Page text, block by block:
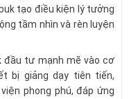
tạo điều kiện lý tưởng
tầm nhìn và rèn luyện
đầu tư mạnh mẽ vào cơ
bị giảng dạy tiên tiến,
phong phú, đáp ứng